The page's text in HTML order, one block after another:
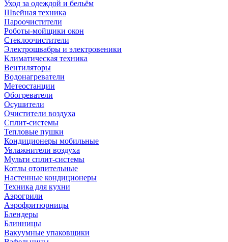
Уход за одеждой и бельём
Швейная техника
Пароочистители
Роботы-мойщики окон
Стеклоочистители
Электрошвабры и электровеники
Климатическая техника
Вентиляторы
Водонагреватели
Метеостанции
Обогреватели
Осушители
Очистители воздуха
Сплит-системы
Тепловые пушки
Кондиционеры мобильные
Увлажнители воздуха
Мульти сплит-системы
Котлы отопительные
Настенные кондиционеры
Техника для кухни
Аэрогрили
Аэрофритюрницы
Блендеры
Блинницы
Вакуумные упаковщики